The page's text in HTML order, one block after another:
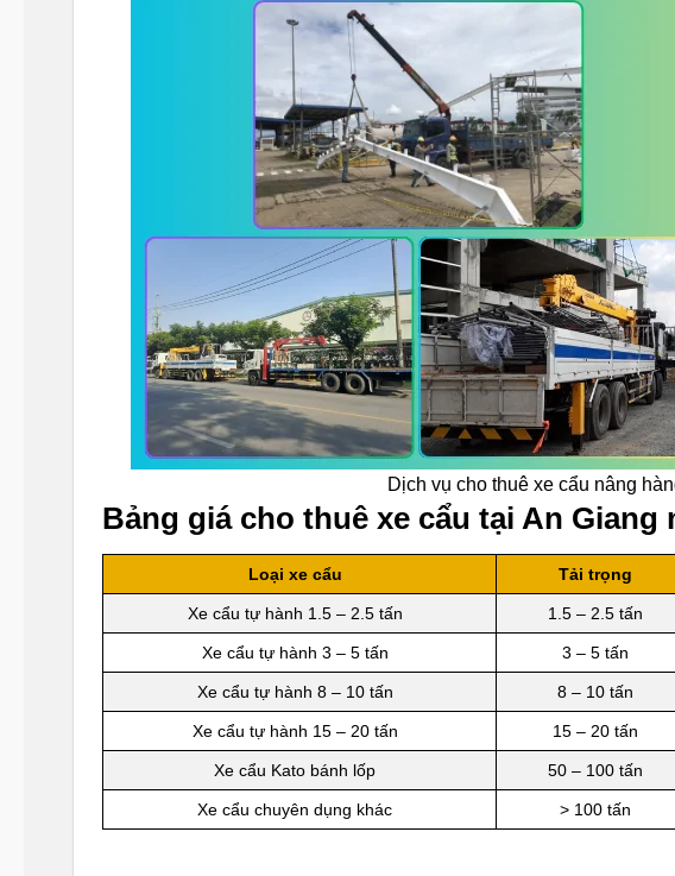
Dịch vụ cho thuê xe cẩu nâng
Bảng giá cho thuê xe cẩu tại An Giang
Loại xe cẩu Tải trọng
Xe cẩu tự hành 1.5 – 2.5 tấn 1.5 – 2.5 tấn
Xe cẩu tự hành 3 – 5 tấn 3 – 5 tấn
Xe cẩu tự hành 8 – 10 tấn 8 – 10 tấn
Xe cẩu tự hành 15 – 20 tấn 15 – 20 tấn
Xe cẩu Kato bánh lốp 50 – 100 tấn
Xe cẩu chuyên dụng khác > 100 tấn